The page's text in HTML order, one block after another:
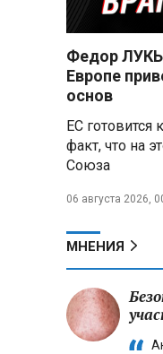
Федор
Европе
основ
ЕС готовится
факт, что на
Союза
06 августа 2026,
МНЕНИЯ